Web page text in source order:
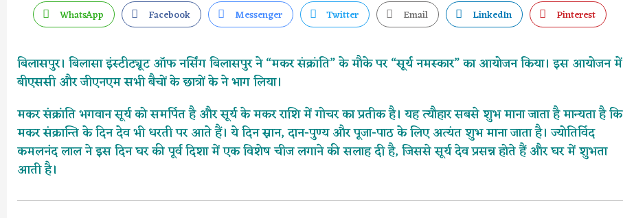
WhatsApp Facebook Messenger Twitter Email LinkedIn Pinterest
बिलासपुर। बिलासा इंस्टीट्यूट ऑफ नर्सिंग बिलासपुर ने “मकर संक्रांति” के मौके पर “सूर्य नमस्कार” का आयोजन किया। इस आयोजन में
बीएससी और जीएनएम सभी बैचों के छात्रों के ने भाग लिया।
मकर संक्रांति भगवान सूर्य को समर्पित है और सूर्य के मकर राशि में गोचर का प्रतीक है। यह त्यौहार सबसे शुभ माना जाता है मान्यता है कि
मकर संक्रान्ति के दिन देव भी धरती पर आते हैं। ये दिन स्नान, दान-पुण्य और पूजा-पाठ के लिए अत्यंत शुभ माना जाता है। ज्योतिर्विद
कमलनंद लाल ने इस दिन घर की पूर्व दिशा में एक विशेष चीज लगाने की सलाह दी है, जिससे सूर्य देव प्रसन्न होते हैं और घर में शुभता
आती है।